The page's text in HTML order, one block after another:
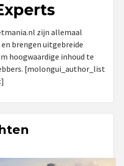
zijn allemaal
brengen uitgebreide
hoogwaardige inhoud te
[molongui_author_list